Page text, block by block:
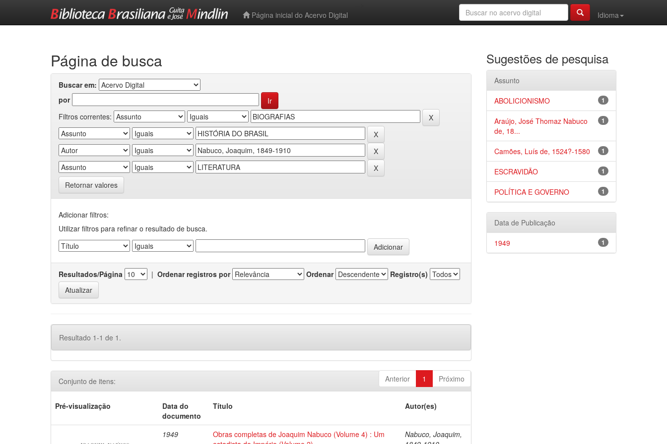
Página inicial do Acervo Digital
Idioma
Página de busca
Buscar em:
por
Filtros correntes:
Retornar valores
Adicionar filtros:
Utilizar filtros para refinar o resultado de busca.
Resultados/Página | Ordenar registros por Ordenar Registro(s)
Resultado 1-1 de 1.
Anterior 1 Próximo
Conjunto de itens:
Pré-visualização
Data do
documento
Título Autor(es)
1949
Obras completas de Joaquim Nabuco (Volume 4) : Um
Nabuco, Joaquim,
Sugestões de pesquisa
Assunto
1
ABOLICIONISMO
1
Araújo, José Thomaz Nabuco
de, 18...
1
Camões, Luís de, 1524?-1580
1
ESCRAVIDÃO
1
POLÍTICA E GOVERNO
Data de Publicação
1
1949